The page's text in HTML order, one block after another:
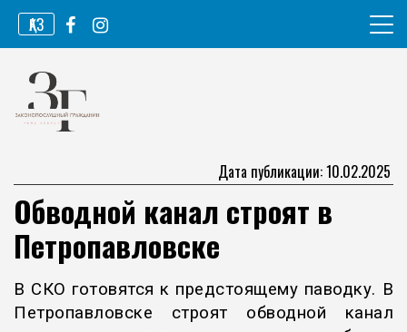
Перейти
содержимому
ҚАЗ
Законопослушный гражданин
Дата публикации: 10.02.2025
Обводной канал строят в
Петропавловске
В СКО готовятся к предстоящему паводку. В
Петропавловске строят обводной канал